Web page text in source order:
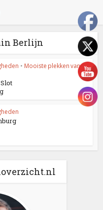
Berlijn
• Mooiste plekken van